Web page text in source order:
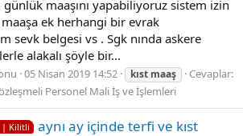
maaşını yapabiliyoruz sistem izin
ek herhangi bir evrak
sevk belgesi vs . Sgk nında askere
alakalı şöyle bir...
05 Nisan 2019 14:52 kıst maaş
Cevaplar:
Personel Mali İş ve İşlemleri
| Kilitli
aynı ay içinde terfi ve kıst